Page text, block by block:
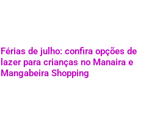
Férias de julho: confira opções de
lazer para crianças no Manaira e
Mangabeira Shopping